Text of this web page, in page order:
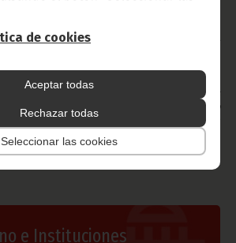
de cookies
Aceptar todas
Rechazar todas
Seleccionar las cookies
de Prensa del Gabinete del
y Prensa de Guinea Ecuatorial
total o parcial de este artículo o de las
debe hacerse, siempre y en todo
de la fuente de origen de la misma
y Prensa de Guinea Ecuatorial).
e Instituciones